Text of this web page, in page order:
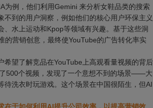
为例，他们利用Gemini 来分析女鞋品类的搜索
不到的用户洞察，例如他们的核心用户环保主义
、水上运动和Kpop等领域有兴趣。基于这些洞
的营销创意，最终使YouTube的广告转化率实
希望了解竞品在YouTube上高观看量视频的背后
500个视频，发现了一个意想不到的场景——大
待洗衣时玩游戏。这个场景在中国很陌生，但AI